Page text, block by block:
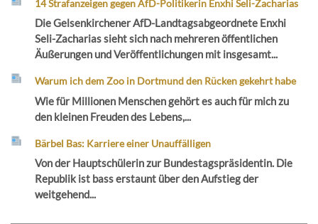
14 Strafanzeigen gegen AfD-Politikerin Enxhi Seli-Zacharias
Die Gelsenkirchener AfD-Landtagsabgeordnete Enxhi
Seli-Zacharias sieht sich nach mehreren öffentlichen
Äußerungen und Veröffentlichungen mit insgesamt...
Warum ich dem Zoo in Dortmund den Rücken gekehrt habe
Wie für Millionen Menschen gehört es auch für mich zu
den kleinen Freuden des Lebens,...
Bärbel Bas: Karriere einer Unauffälligen
Von der Hauptschülerin zur Bundestagspräsidentin. Die
Republik ist bass erstaunt über den Aufstieg der
weitgehend...